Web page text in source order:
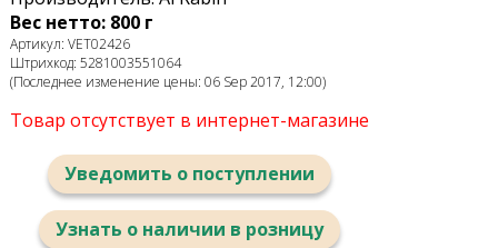
Вес нетто: 800 г
Артикул: VET02426
Штрихкод: 5281003551064
(Последнее изменение цены: 06 Sep 2017, 12:00)
Товар отсутствует в интернет-магазине
Уведомить о поступлении
Узнать о наличии в розницу